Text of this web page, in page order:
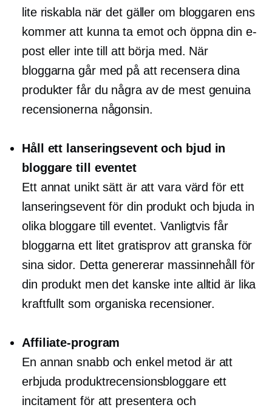
lite riskabla när det gäller om bloggaren ens
kommer att kunna ta emot och öppna din e-
post eller inte till att börja med. När
bloggarna går med på att recensera dina
produkter får du några av de mest genuina
recensionerna någonsin.
Håll ett lanseringsevent och bjud in
bloggare till eventet
Ett annat unikt sätt är att vara värd för ett
lanseringsevent för din produkt och bjuda in
olika bloggare till eventet. Vanligtvis får
bloggarna ett litet gratisprov att granska för
sina sidor. Detta genererar massinnehåll för
din produkt men det kanske inte alltid är lika
kraftfullt som organiska recensioner.
Affiliate-program
En annan snabb och enkel metod är att
erbjuda produktrecensionsbloggare ett
incitament för att presentera och